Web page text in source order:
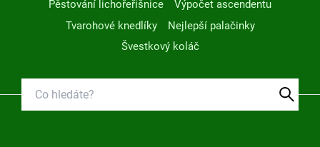
Pěstování lichořeřišnice
Výpočet ascendentu
Tvarohové knedlíky
Nejlepší palačinky
Švestkový koláč